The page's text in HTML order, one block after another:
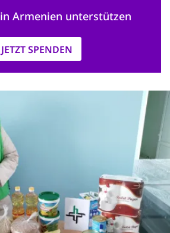
Armenien unterstützen
JETZT SPENDEN